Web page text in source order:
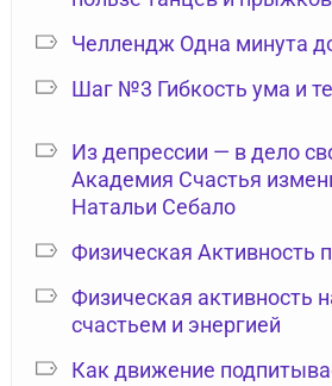
Челлендж Одна минута
Шаг №3 Гибкость ума и
Из депрессии — в дело
Академия Счастья
Натальи Себало
Физическая Активность
Физическая активность
счастьем и энергией
Как движение